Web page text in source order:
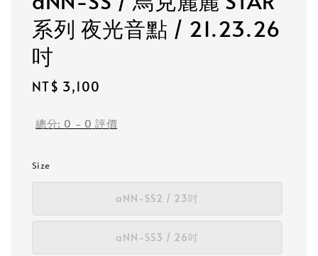
系列 夜光音點 / 21.23.26
吋
Regular
NT$ 3,100
總分: 0 - 0 評價
Size
aNN-SS2 / 23吋
aNN-SS3 / 26吋